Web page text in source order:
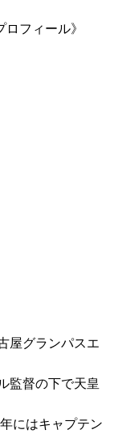
フィール》
屋グランパスエ
監督の下で天皇
にはキャプテン